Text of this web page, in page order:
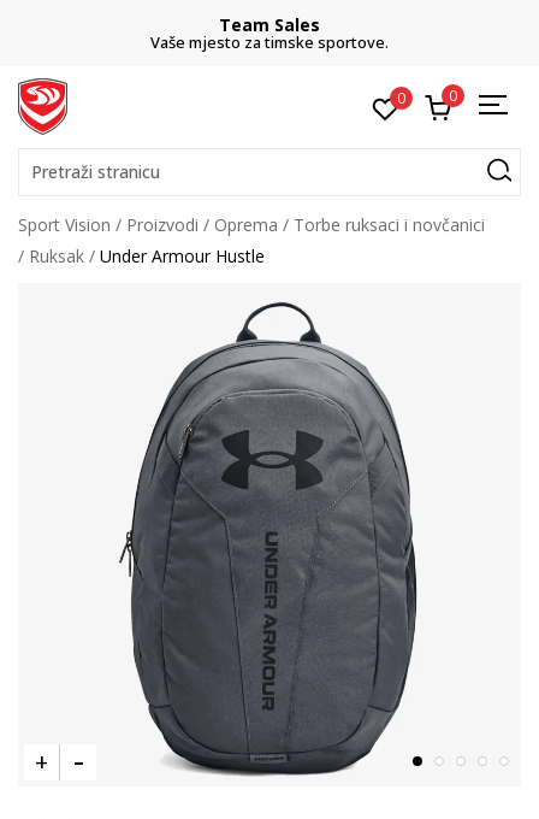
Team Sales
Vaše mjesto za timske sportove.
0 0
Pretraži stranicu
Sport Vision Proizvodi Oprema
Torbe ruksaci i novčanici
Ruksak
Under Armour Hustle